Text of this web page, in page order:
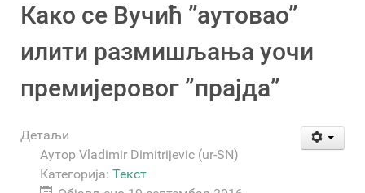
Како се Вучић ”аутовао”
илити размишљања уочи
премијеровог ”прајда”
Детаљи
Аутор Vladimir Dimitrijevic (ur-SN)
Категорија: Текст